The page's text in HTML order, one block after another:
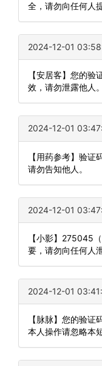
全，请勿向任何人
2024-12-01
【安居客】您的
效，请勿泄露他人。
2024-12-01
【用药参考】验证
请勿告知他人。
2024-12-01
【小影】275045
要，请勿向任何人
2024-12-01
【脉脉】您的验
本人操作请忽略本